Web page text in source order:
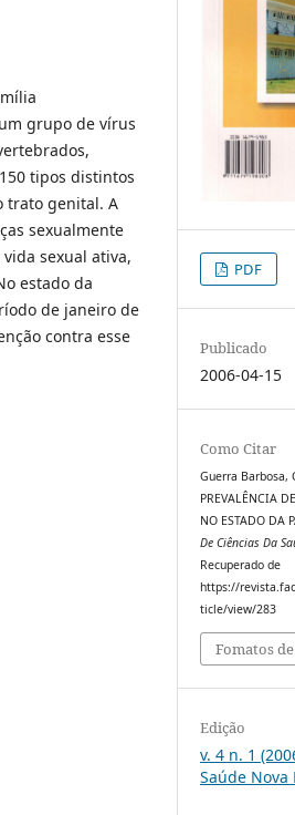
grupo de vírus
tipos distintos
trato genital. A
sexualmente
sexual ativa,
estado da
de janeiro de
contra esse
PDF
Publicado
2006-04-15
Como Citar
Guerra Barbosa,
PREVALÊNCIA
NO ESTADO DA
De Ciências Da
Recuperado de
https://
ticle/view/283
Fomatos
Edição
v. 4 n. 1
Saúde Nova